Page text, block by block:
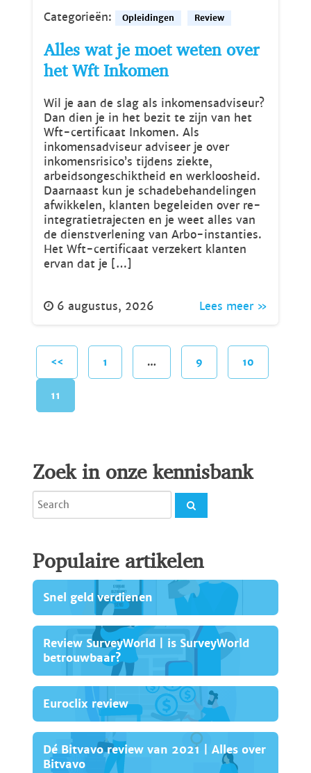
Categorieën: Opleidingen Review
Alles wat je moet weten over
het Wft Inkomen
Wil je aan de slag als inkomensadviseur?
Dan dien je in het bezit te zijn van het
Wft-certificaat Inkomen. Als
inkomensadviseur adviseer je over
inkomensrisico’s tijdens ziekte,
arbeidsongeschiktheid en werkloosheid.
Daarnaast kun je schadebehandelingen
afwikkelen, klanten begeleiden over re-
integratietrajecten en je weet alles van
de dienstverlening van Arbo-instanties.
Het Wft-certificaat verzekert klanten
ervan dat je […]
6 augustus, 2026 Lees meer »
<< 1 … 9 10
11
Zoek in onze kennisbank
Populaire artikelen
Snel geld verdienen
Review SurveyWorld | is SurveyWorld
betrouwbaar?
Euroclix review
Dé Bitvavo review van 2021 | Alles over
Bitvavo